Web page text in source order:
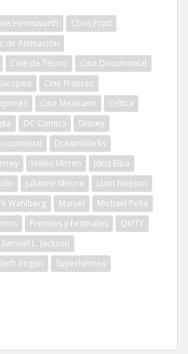
Hemsworth
Chris Pratt
de Animación
Cine de Terror
Cine Documental
Cine Francés
Cine Mexicano
Crítica
DC Comics
Disney
DreamWorks
Helen Mirren
Idris Elba
Julianne Moore
Liam Neeson
Wahlberg Marvel
Michael Peña
Premios y Festivales
QMTY
Samuel L. Jackson
Seth Rogen
Superhéroes